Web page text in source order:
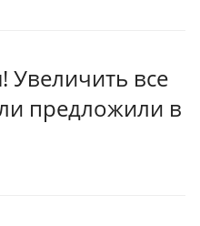
Увеличить все
предложили в